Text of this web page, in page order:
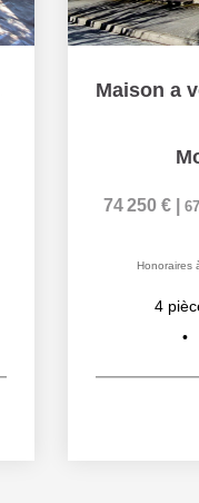
74 250 €
Honoraires
4